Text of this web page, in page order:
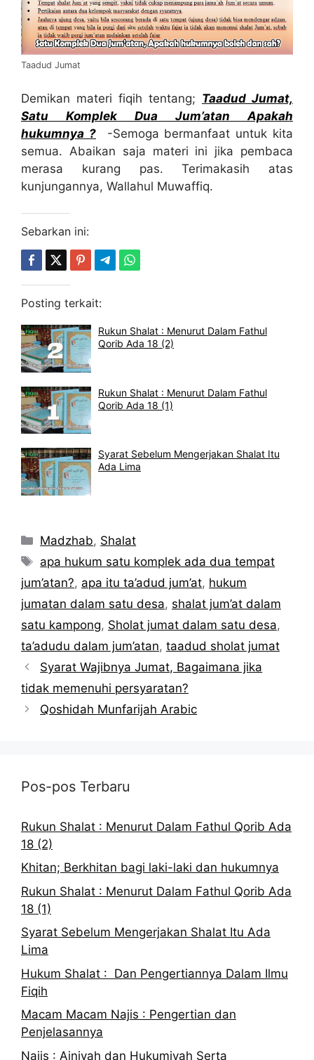
Taadud Jumat
Demikan materi fiqih tentang; Taadud Jumat,
Satu Komplek Dua Jum’atan Apakah
hukumnya ?-Semoga bermanfaat untuk kita
semua. Abaikan saja materi ini jika pembaca
merasa kurang pas. Terimakasih atas
kunjungannya, Wallahul Muwaffiq.
Sebarkan ini:
Posting terkait:
Rukun Shalat : Menurut Dalam Fathul
Qorib Ada 18 (2)
Rukun Shalat : Menurut Dalam Fathul
Qorib Ada 18 (1)
Syarat Sebelum Mengerjakan Shalat Itu
Ada Lima
Kategori
Madzhab, Shalat
Tag
apa hukum satu komplek ada dua tempat
jum’atan?, apa itu ta’adud jum’at, hukum
jumatan dalam satu desa, shalat jum’at dalam
satu kampong, Sholat jumat dalam satu desa,
ta’adudu dalam jum’atan, taadud sholat jumat
Syarat Wajibnya Jumat, Bagaimana jika
tidak memenuhi persyaratan?
Qoshidah Munfarijah Arabic
Pos-pos Terbaru
Rukun Shalat : Menurut Dalam Fathul Qorib Ada
18 (2)
Khitan; Berkhitan bagi laki-laki dan hukumnya
Rukun Shalat : Menurut Dalam Fathul Qorib Ada
18 (1)
Syarat Sebelum Mengerjakan Shalat Itu Ada
Lima
Hukum Shalat : Dan Pengertiannya Dalam Ilmu
Fiqih
Macam Macam Najis : Pengertian dan
Penjelasannya
Najis : Ainiyah dan Hukumiyah Serta